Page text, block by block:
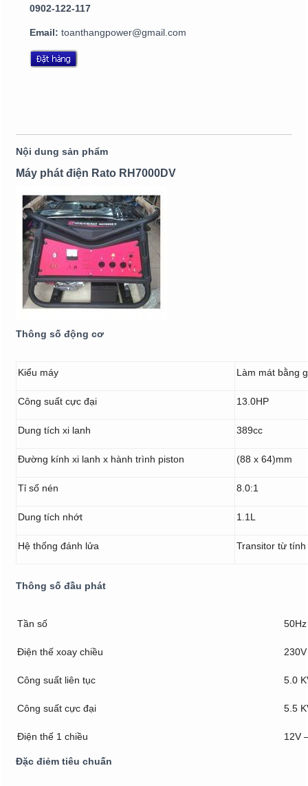
0902-122-117
Email: toanthangpower@gmail.com
Nội dung sản phẩm
Máy phát điện Rato RH7000DV
Thông số động cơ
Kiểu máy Làm mát bằng
Công suất cực đại 13.0HP
Dung tích xi lanh 389cc
Đường kính xi lanh x hành trình piston (88 x 64)mm
Tỉ số nén 8.0:1
Dung tích nhớt 1.1L
Hệ thống đánh lửa Transitor từ tính
Thông số đầu phát
Tần số 50Hz
Điện thế xoay chiều
Công suất liên tục 5.0
Công suất cực đại 5.5
Điện thế 1 chiều 12V
Đặc điẻm tiêu chuấn